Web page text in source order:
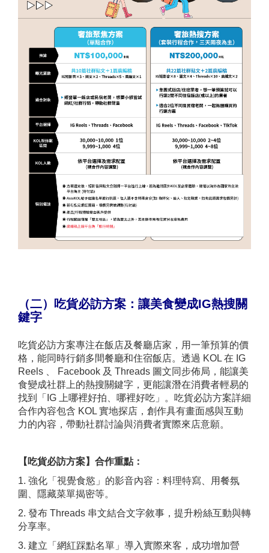
（二）吃貨必訪方案： 讓美食變成IG熱搜關
鍵字
吃貨必訪方案專注在飯店及餐廳店家，用一筆預算的價
格，能同時行銷多間餐廳和住宿飯店。透過 KOL 在 IG
Reels 、 Facebook 及 Threads 圖文同步佈局，能讓美
食變成社群上的熱搜關鍵字，更能讓潛在消費者輕易的
找到「IG 上哪裡好拍、哪裡好吃」。吃貨必訪方案詳細
合作內容包含 KOL 實地探店，創作具有畫面感與互動
力的內容，帶動社群討論與消費者實際來店意願。
【吃貨必訪方案】合作重點：
1. 強化「視覺食慾」的影音內容：料理特寫、用餐氛
圍、隱藏菜單揭密等。
2. 發布 Threads 串文結合文字敘事，提升粉絲互動與轉
分享率。
3. 建立「網紅踩點名單」導入實際來客，成功增加營